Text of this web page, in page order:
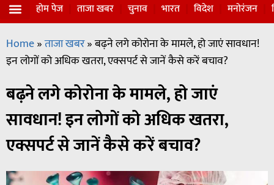
होम पेज ताजा खबर चुनाव भारत विदेश मनोरंजन
Home»ताजा खबर»बढ़ने लगे कोरोना के मामले, हो जाएं सावधान!
इन लोगों को अधिक खतरा, एक्सपर्ट से जानें कैसे करें बचाव?
बढ़ने लगे कोरोना के मामले, हो जाएं
सावधान! इन लोगों को अधिक खतरा,
एक्सपर्ट से जानें कैसे करें बचाव?